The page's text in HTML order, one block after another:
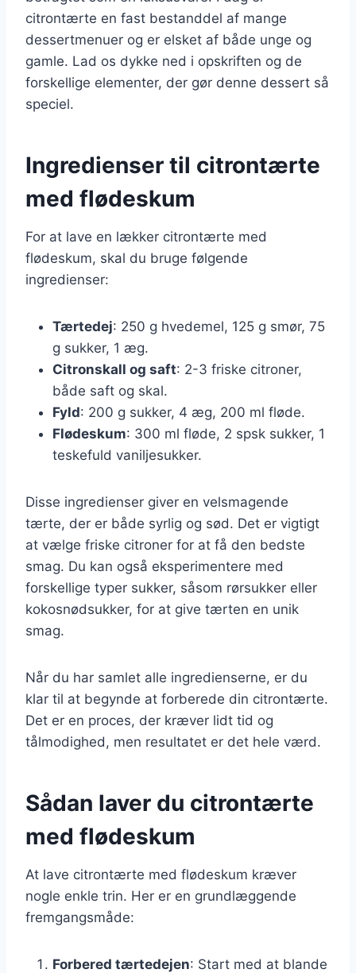
citrontærte en fast bestanddel af mange
dessertmenuer og er elsket af både unge og
gamle. Lad os dykke ned i opskriften og de
forskellige elementer, der gør denne dessert så
speciel.
Ingredienser til citrontærte
med flødeskum
For at lave en lækker citrontærte med
flødeskum, skal du bruge følgende
ingredienser:
Tærtedej: 250 g hvedemel, 125 g smør, 75
g sukker, 1 æg.
Citronskall og saft: 2-3 friske citroner,
både saft og skal.
Fyld: 200 g sukker, 4 æg, 200 ml fløde.
Flødeskum: 300 ml fløde, 2 spsk sukker, 1
teskefuld vaniljesukker.
Disse ingredienser giver en velsmagende
tærte, der er både syrlig og sød. Det er vigtigt
at vælge friske citroner for at få den bedste
smag. Du kan også eksperimentere med
forskellige typer sukker, såsom rørsukker eller
kokosnødsukker, for at give tærten en unik
smag.
Når du har samlet alle ingredienserne, er du
klar til at begynde at forberede din citrontærte.
Det er en proces, der kræver lidt tid og
tålmodighed, men resultatet er det hele værd.
Sådan laver du citrontærte
med flødeskum
At lave citrontærte med flødeskum kræver
nogle enkle trin. Her er en grundlæggende
fremgangsmåde:
Forbered tærtedejen: Start med at blande